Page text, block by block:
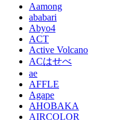
Aamong
ababari
Abyo4
ACT
Active Volcano
ACはせべ
ae
AFFLE
Agape
AHOBAKA
AIRCOLOR